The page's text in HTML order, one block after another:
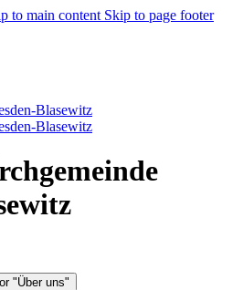
to main content Skip to page footer
"Über uns"